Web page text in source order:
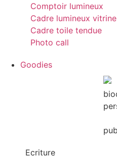
Comptoir lumineux
Cadre lumineux vitrine
Cadre toile tendue
Photo call
Goodies
Ecriture